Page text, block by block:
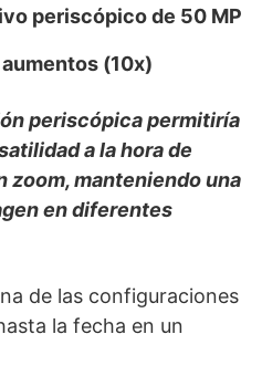
periscópico de 50 MP
(10x)
periscópica permitiría
a la hora de
manteniendo una
en diferentes
de las configuraciones
la fecha en un